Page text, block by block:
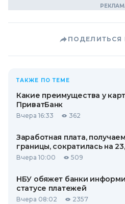
ТАКЖЕ ПО ТЕМЕ
Какие преимущества у
ПриватБанк
Вчера 16:33 362
Заработная плата,
границы, сократилась на
Вчера 10:00 509
НБУ обяжет банки
статусе платежей
Вчера 08:02 2357